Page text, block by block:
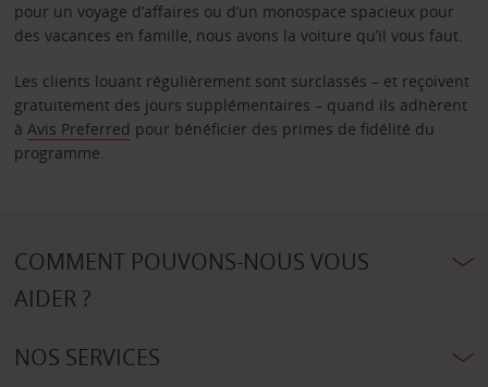
pour un voyage d’affaires ou d’un monospace spacieux pour
des vacances en famille, nous avons la voiture qu’il vous faut.
Les clients louant régulièrement sont surclassés – et reçoivent
gratuitement des jours supplémentaires – quand ils adhèrent
à Avis Preferred pour bénéficier des primes de fidélité du
programme.
COMMENT POUVONS-NOUS VOUS
AIDER ?
NOS SERVICES